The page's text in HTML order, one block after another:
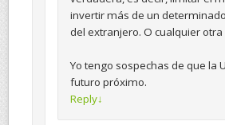
invertir más de un
del extranjero. O cualquier
Yo tengo sospechas de que la
futuro próximo.
Reply↓